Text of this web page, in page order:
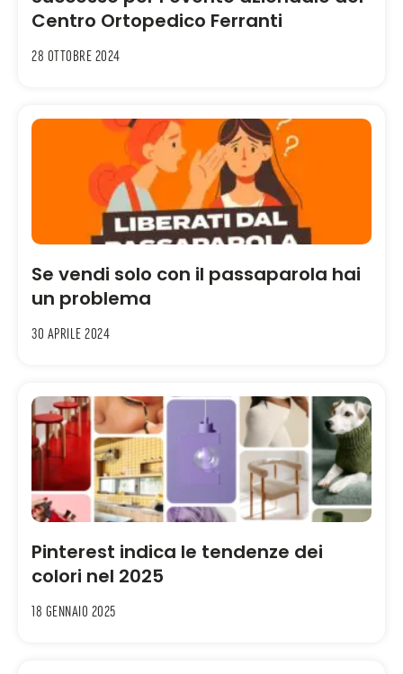
Centro Ortopedico Ferranti
28 Ottobre 2024
Se vendi solo con il passaparola hai
un problema
30 Aprile 2024
Pinterest indica le tendenze dei
colori nel 2025
18 Gennaio 2025